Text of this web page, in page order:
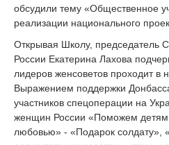
обсудили тему «Общественное
реализации национального
Открывая Школу, председатель
России Екатерина Лахова
лидеров женсоветов проходит в
Выражением поддержки
участников спецоперации на
женщин России «Поможем
любовью» - «Подарок солдату»,